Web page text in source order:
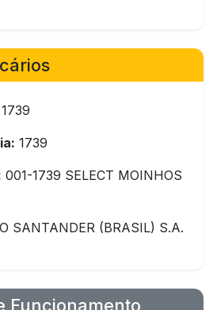
1739
1739
001-1739 SELECT MOINHOS
SANTANDER (BRASIL) S.A.
Funcionamento